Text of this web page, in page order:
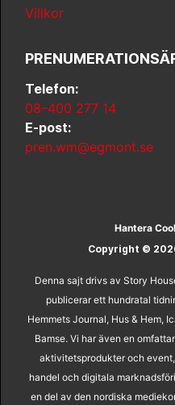
Villkor
Telefon:
08–400 277 14
E-post:
pren.wm@egmont.se
Hantera
Copyright ©
Denna sajt drivs av Story
publicerar ett hundratal
Hemmets Journal, Hus & Hem,
Bamse. Vi har även en
aktivitetsprodukter och
handel och digitala
en del av den nordiska